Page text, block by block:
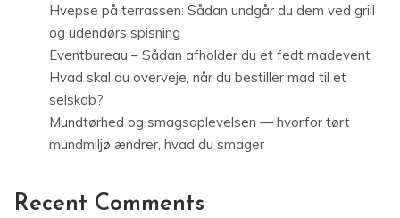
Hvepse på terrassen: Sådan undgår du dem ved grill
og udendørs spisning
Eventbureau – Sådan afholder du et fedt madevent
Hvad skal du overveje, når du bestiller mad til et
selskab?
Mundtørhed og smagsoplevelsen — hvorfor tørt
mundmiljø ændrer, hvad du smager
Recent Comments